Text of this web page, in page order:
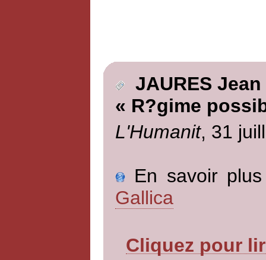
JAURES Jean
« R?gime
L'Humanit, 31
En savoir
Gallica
Cliquez pour